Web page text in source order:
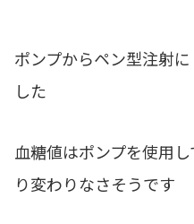
ポンプからペン型注射
した
血糖値はポンプを使用
り変わりなさそうです